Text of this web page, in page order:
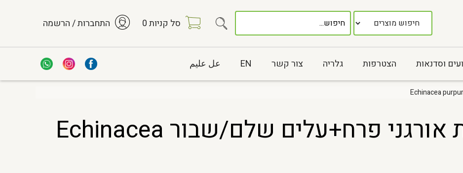
סל קניות0 התחברות / הרשמה
וסדנאות הצטרפות גלריה צור קשר EN عل عليم
קיפודנית ארגמנית אורגני פרח+עלים שלם/שבור Echinacea